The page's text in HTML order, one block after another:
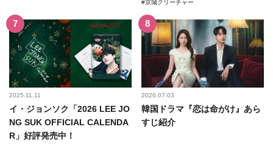
京城クリーチャー
2025.11.11
イ・ジョンソク「2026 LEE JO
NG SUK OFFICIAL CALENDA
R」好評発売中！
2026.07.03
韓国ドラマ『恋は命がけ』あら
すじ紹介